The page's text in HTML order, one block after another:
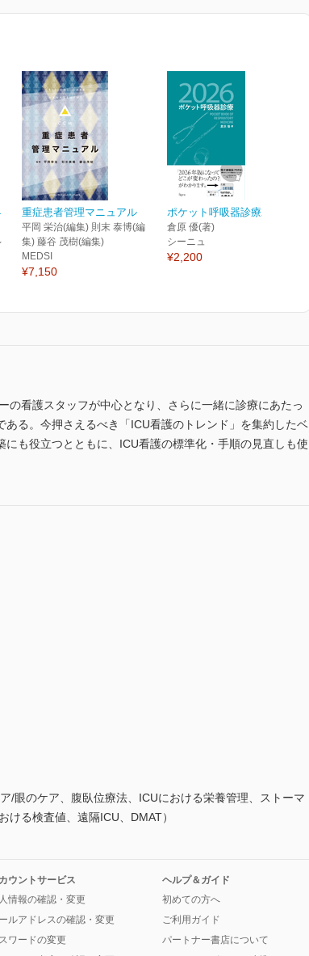
重症患者管理マニュアル
平岡 栄治(編集) 則末 泰博(編
集) 藤谷 茂樹(編集)
MEDSI
¥7,150
ポケット呼吸器診療2026
倉原 優(著)
シーニュ
¥2,200
看護スタッフが中心となり、さらに一緒に診療にあたっ
る。今押さえるべき「ICU看護のトレンド」を集約したベ
も役立つとともに、ICU看護の標準化・手順の見直しも使
/眼のケア、腹臥位療法、ICUにおける栄養管理、ストーマ
る検査値、遠隔ICU、DMAT）
ウントサービス
情報の確認・変更
ルアドレスの確認・変更
ワードの変更
ヘルプ＆ガイド
初めての方へ
ご利用ガイド
パートナー書店について